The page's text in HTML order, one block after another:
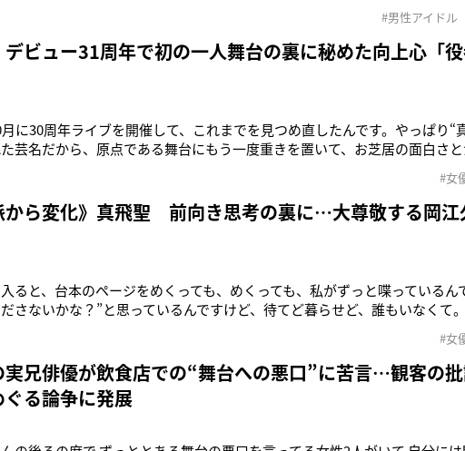
り出した経験は僕にはないので（笑）。でも、タルサもいろいろなことを
。そ
#男性アイドル
ビュー31周年で初の一人舞台の裏に秘めた向上心「役
月に30周年ライブを開催して、これまでを見つめ直したんです。やっぱり“
芸名だから、原点である舞台にもう一度重きを置いて、お芝居の面白さ
一人舞台『ガールズ＆ボーイズ』で、主人公の女性「わたし」を演じる真
リスの脚本家のデ
#女
から変化》真飛聖 前向き思考の裏に…大尊敬する岡江
入ると、台本のページをめくっても、めくっても、私がずっと喋っているん
さないかな？”と思っているんですけど、待てど暮らせど、誰もいなくて
劇場で、上演される一人舞台『ガールズ＆ボーイズ』で主人公の女性「わ
めて一人芝居に挑
#女
実兄俳優が飲食店での“舞台への悪口”に苦言…観客の
る論争に発展